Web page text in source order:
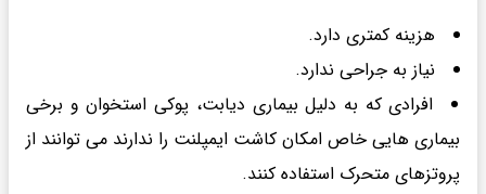
هزینه کمتری دارد.
نیاز به جراحی ندارد.
افرادی که به دلیل بیماری دیابت، پوکی استخوان و برخی
بیماری هایی خاص امکان کاشت ایمپلنت را ندارند می توانند از
پروتزهای متحرک استفاده کنند.